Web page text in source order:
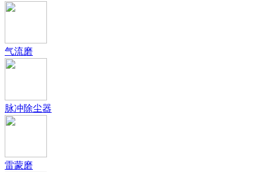
气流磨
脉冲除尘器
雷蒙磨